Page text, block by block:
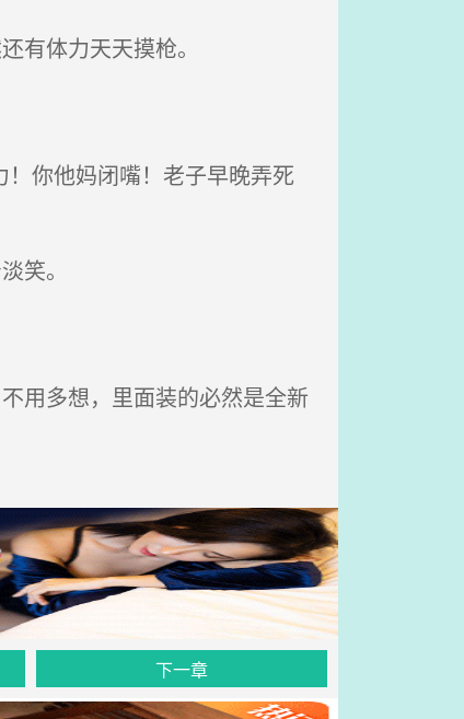
有体力天天摸枪。
你他妈闭嘴！老子早晚弄死
笑。
用多想，里面装的必然是全新
下一章